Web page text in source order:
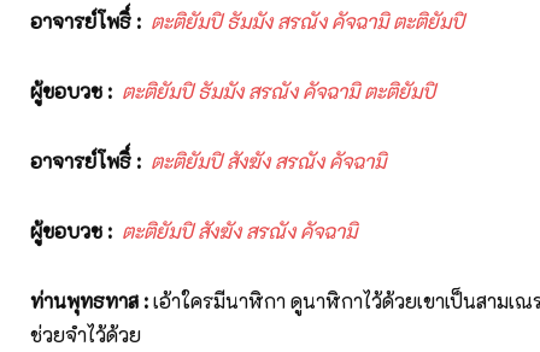
อาจารย์โพธิ์ : ตะติยัมปิ ธัมมัง สรณัง คัจฉามิ ตะติยัมปิ
ผู้ขอบวช : ตะติยัมปิ ธัมมัง สรณัง คัจฉามิ ตะติยัมปิ
อาจารย์โพธิ์ : ตะติยัมปิ สังฆัง สรณัง คัจฉามิ
ผู้ขอบวช : ตะติยัมปิ สังฆัง สรณัง คัจฉามิ
ท่านพุทธทาส :เอ้าใครมีนาฬิกา ดูนาฬิกาไว้ด้วยเขาเป็นสามเณ
ช่วยจำไว้ด้วย